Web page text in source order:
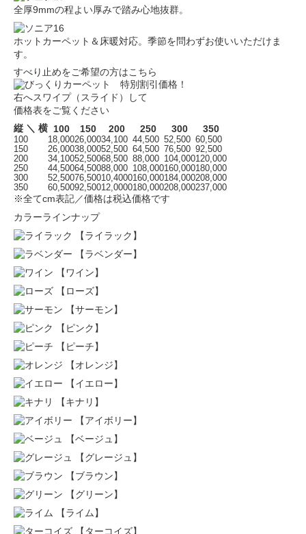
全厚9mmの程よい厚みで踏み心地抜群。
ホットカーペット＆床暖対応。季節を問わずお使いいただけま
す。
すべり止めをご希望の方はこちら
右へスワイプ（スライド）して
価格表をご覧ください
縦 ＼ 横 100 150 200 250 300 350
100 18,00026,00034,100 44,500 52,500 60,500
150
26,00038,00052,500 64,500 76,500 92,500
200
34,10052,50068,500 88,000 104,000120,000
250
44,50064,50088,000 108,000160,000180,000
300
52,50076,50010,4000160,000184,000208,000
350
60,50092,50012,0000180,000208,000237,000
※全てcm表記／価格は税込価格です
カラーラインナップ
【ライラック】
【ラベンダー】
【ワイン】
【ローズ】
【サーモン】
【ピンク】
【ピーチ】
【オレンジ】
【イエロー】
【キナリ】
【アイボリー】
【ベージュ】
【グレージュ】
【ブラウン】
【グリーン】
【ライム】
【ターコイズ】